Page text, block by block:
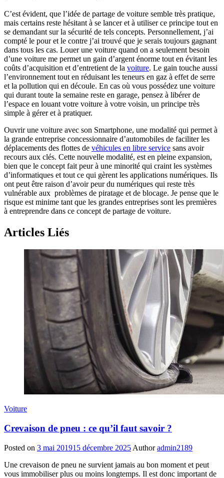
C’est évident, que l’idée de partage de voiture semble très pratique,
mais certains reste hésitant à se lancer et à utiliser ce principe tout en
se demandant sur la sécurité de tels concepts. Personnellement, j’ai
compté le pour et le contre j’ai trouvé que je serais toujours gagnant
dans tous les cas. Louer une voiture quand on a seulement besoin
d’une voiture me permet un gain d’argent énorme tout en évitant les
coûts d’acquisition et d’entretient de la voiture. Le gain touche aussi
l’environnement tout en réduisant les teneurs en gaz à effet de serre
et la pollution qui en découle. En cas où vous possédez une voiture
qui durant toute la semaine reste en garage, pensez à libérer de
l’espace en louant votre voiture à votre voisin, un principe très
simple à gérer et à pratiquer.
Ouvrir une voiture avec son Smartphone, une modalité qui permet à
la grande entreprise concessionnaire d’automobiles de faciliter les
déplacements des flottes de véhicules en libre service sans avoir
recours aux clés. Cette nouvelle modalité, est en pleine expansion,
bien que le concept fait peur à une minorité qui craint les systèmes
d’informatiques et tout ce qui gèrent les applications numériques. Ils
ont peut être raison d’avoir peur du numériques qui reste très
vulnérable aux problèmes de piratage et de blocage. Je pense que le
risque est minime tant que les grandes entreprises sont les premières
à entreprendre dans ce concept de partage de voiture.
Articles Liés
Voiture
Crevaison de pneu : ce qu’il faut savoir ?
Posted on 3 mai 201915 décembre 2025 Author admin2189
Une crevaison de pneu ne survient jamais au bon moment et peut
vous immobiliser plus ou moins longtemps. Il est donc important de